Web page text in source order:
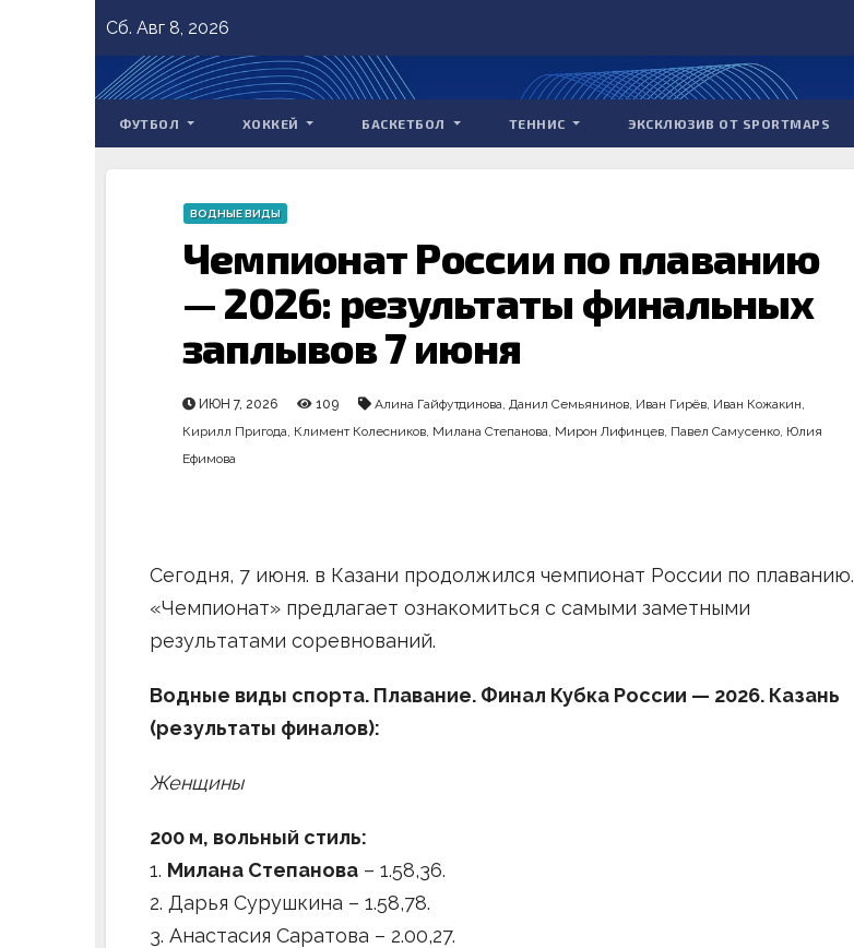
to
content
Сб. Авг 8, 2026
ФУТБОЛ ХОККЕЙ БАСКЕТБОЛ ТЕННИС ЭКСКЛЮЗИВ ОТ SPORTMAPS
ВОДНЫЕ ВИДЫ
Чемпионат России по плаванию
— 2026: результаты финальных
заплывов 7 июня
ИЮН 7, 2026 109 Алина Гайфутдинова, Данил Семьянинов, Иван Гирёв, Иван Кожакин,
Кирилл Пригода, Климент Колесников, Милана Степанова, Мирон Лифинцев, Павел Самусенко, Юлия
Ефимова
Сегодня, 7 июня. в Казани продолжился чемпионат России по плаванию.
«Чемпионат» предлагает ознакомиться с самыми заметными
результатами соревнований.
Водные виды спорта. Плавание. Финал Кубка России — 2026. Казань
(результаты финалов):
Женщины
200 м, вольный стиль:
1. Милана Степанова – 1.58,36.
2. Дарья Сурушкина – 1.58,78.
3. Анастасия Саратова – 2.00,27.